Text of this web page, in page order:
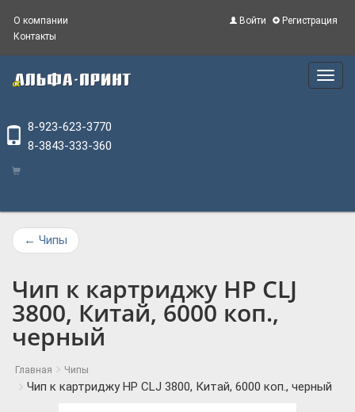
Войти Регистрация
О компании
Контакты
Main
Menu
8-923-623-3770
8-3843-333-360
← Чипы
Чип к картриджу HP CLJ
3800, Китай, 6000 коп.,
черный
Главная Чипы
Чип к картриджу HP CLJ 3800, Китай, 6000 коп., черный